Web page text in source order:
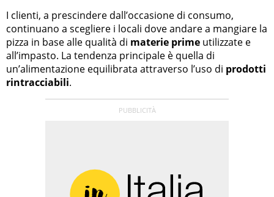
I clienti, a prescindere dall’occasione di consumo,
continuano a scegliere i locali dove andare a mangiare la
pizza in base alle qualità di materie prime utilizzate e
all’impasto. La tendenza principale è quella di
un’alimentazione equilibrata attraverso l’uso di prodotti
rintracciabili.